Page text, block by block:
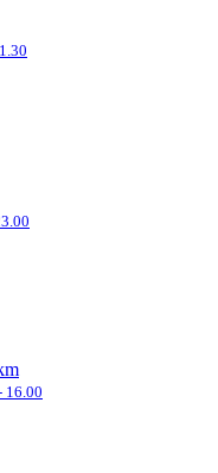
16.00